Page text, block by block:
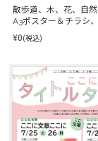
散歩道、木、花、自然
A3ポスター＆チラシ
¥0(税込)